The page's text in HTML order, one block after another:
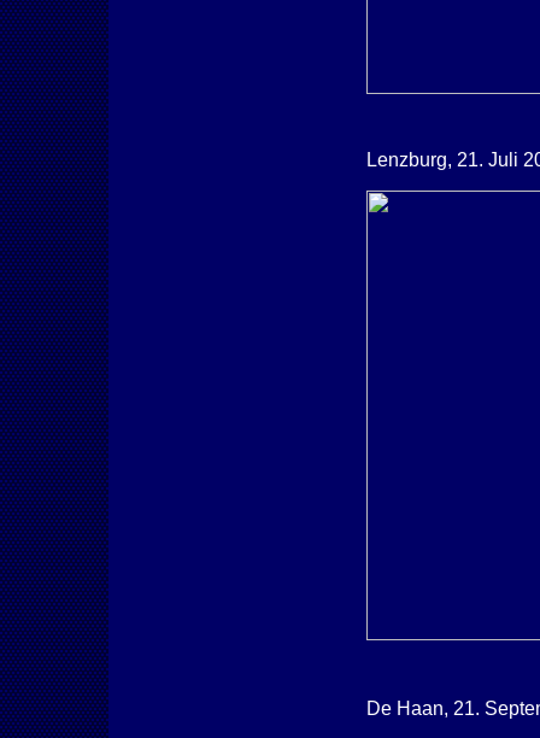
Lenzburg, 21. Juli
De Haan, 21.